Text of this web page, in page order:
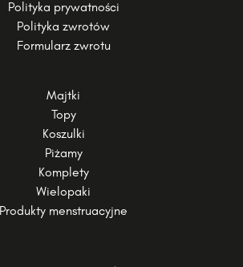
Polityka prywatności
Polityka zwrotów
Formularz zwrotu
Majtki
Topy
Koszulki
Piżamy
Komplety
Wielopaki
Produkty menstruacyjne